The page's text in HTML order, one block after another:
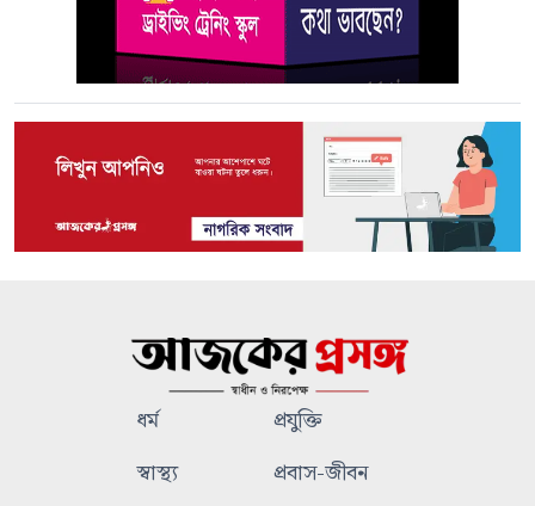
ধর্ম
প্রযুক্তি
স্বাস্থ্য
প্রবাস-জীবন